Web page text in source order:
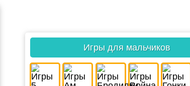
Игры для мальчиков